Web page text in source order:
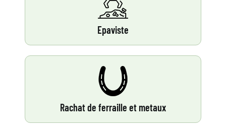
Epaviste
Rachat de ferraille et metaux